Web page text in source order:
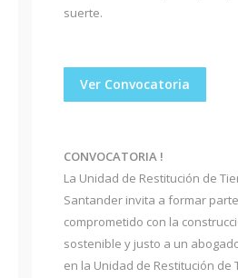
suerte.
Ver Convocatoria
CONVOCATORIA !
La Unidad de Restitución de
Santander invita a formar
comprometido con la
sostenible y justo a un
en la Unidad de Restitución de